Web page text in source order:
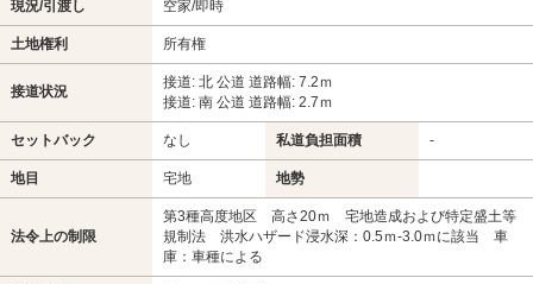
現況/引渡し 空家/即時
土地権利 所有権
接道状況
接道: 北 公道 道路幅: 7.2ｍ
接道: 南 公道 道路幅: 2.7ｍ
セットバック なし 私道負担面積 -
地目 宅地 地勢
法令上の制限
第3種高度地区 高さ20ｍ 宅地造成および特定盛土等
規制法 洪水ハザード浸水深：0.5ｍ-3.0ｍに該当 車
庫：車種による